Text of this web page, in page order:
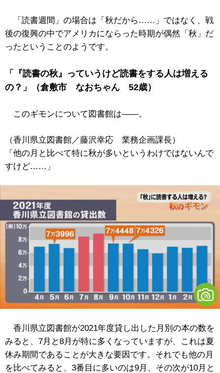
「読書週間」の場合は「秋だから……」ではなく、戦
後の復興の中でアメリカにならった時期が偶然「秋」だ
ったということのようです。
「『読書の秋』っていうけど読書をする人は増える
の？」（倉敷市 なおちゃん 52歳）
このギモンについて図書館は――。
（香川県立図書館／藤沢幸応 業務企画課長）
「他の月と比べて特に秋が多いというわけではないんで
すけど……」
香川県立図書館が2021年度貸し出した月別の本の数を
みると、7月と8月が特に多くなっていますが、これは夏
休み期間であることが大きな要因です。それでも他の月
を比べてみると、3番目に多いのは9月、その次が10月と